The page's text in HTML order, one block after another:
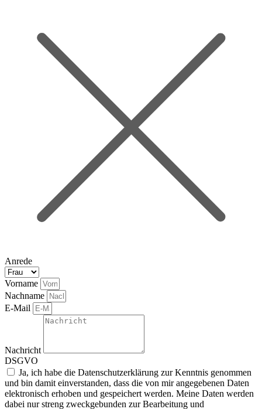
Anrede
Vorname
Nachname
E-Mail
Nachricht
DSGVO
Ja, ich habe die Datenschutzerklärung zur Kenntnis genommen
und bin damit einverstanden, dass die von mir angegebenen Daten
elektronisch erhoben und gespeichert werden. Meine Daten werden
dabei nur streng zweckgebunden zur Bearbeitung und